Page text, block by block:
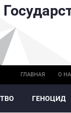
ГЛАВНАЯ О
ГЕНОЦИД